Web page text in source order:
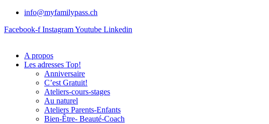
info@myfamilypass.ch
Facebook-f InstagramYoutube Linkedin
A propos
Les adresses Top!
Anniversaire
C’est Gratuit!
Ateliers-cours-stages
Au naturel
Ateliers Parents-Enfants
Bien-Être- Beauté-Coach